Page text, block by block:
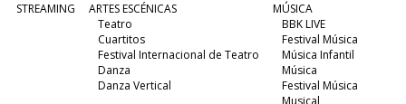
STREAMING
ARTES ESCÉNICAS
Teatro
Cuartitos
Festival Internacional de Teatro
Danza
Danza Vertical
MÚSICA
BBK LIVE
Festival Música
Música Infantil
Música
Festival Música